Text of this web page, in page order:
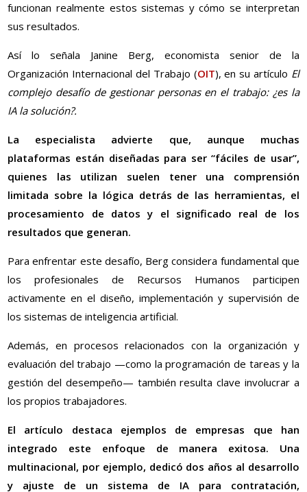
funcionan realmente estos sistemas y cómo se interpretan
sus resultados.
Así lo señala Janine Berg, economista senior de la
Organización Internacional del Trabajo (OIT), en su artículo El
complejo desafío de gestionar personas en el trabajo: ¿es la
IA la solución?.
La especialista advierte que, aunque muchas
plataformas están diseñadas para ser “fáciles de usar”,
quienes las utilizan suelen tener una comprensión
limitada sobre la lógica detrás de las herramientas, el
procesamiento de datos y el significado real de los
resultados que generan.
Para enfrentar este desafío, Berg considera fundamental que
los profesionales de Recursos Humanos participen
activamente en el diseño, implementación y supervisión de
los sistemas de inteligencia artificial.
Además, en procesos relacionados con la organización y
evaluación del trabajo —como la programación de tareas y la
gestión del desempeño— también resulta clave involucrar a
los propios trabajadores.
El artículo destaca ejemplos de empresas que han
integrado este enfoque de manera exitosa. Una
multinacional, por ejemplo, dedicó dos años al desarrollo
y ajuste de un sistema de IA para contratación,